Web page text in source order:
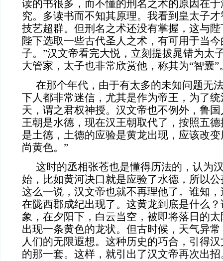
读的书很多，而不懂的刑名之术的原因在
究。多读书而不知其原理。我看到皇太子
技艺超群。但刑名之术还没有掌握，这与
陛下选取一些古代圣人之术，有可用于当
子。”汉文帝看完大悦，立刻提拔晁错为太
大管家，太子也非常欣赏他，称其为“智囊”
在那个年代，由于有太多的未知问题无
下人都非常迷信，尤其是作为帝王，为了
天，谓之君权神授。汉文帝也不例外，鲁
王朝是水德，现在汉王朝取代了，按照五
是土德，土德的应验是黄龙出现，应该改
尚黄色。”
这时的丞相张苍也是懂得历法的，认为
始，比如黄河决口就是应验了水德，所以
这么一说，汉文帝也就不再理他了。谁知
在陇西郡成纪出现了。这黄龙到底是什么
象，在夕阳下，白云当空，被即将落日的
出现一条黄色的龙状。但古时候，天气异
人们的无限遐想。这种历史的巧合，引得
的那一套。这样，就引出了汉文帝再次出招